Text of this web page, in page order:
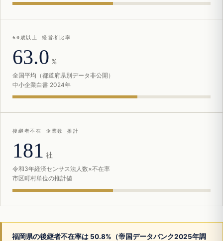
60歳以上 経営者比率
63.0 %
全国平均（都道府県別データ非公開）
中小企業白書 2024年
後継者不在 企業数 推計
181 社
令和3年経済センサス法人数×不在率
市区町村単位の推計値
福岡県の後継者不在率は 50.8%（帝国データバンク2025年調